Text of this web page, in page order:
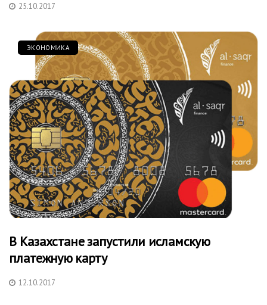
25.10.2017
ЭКОНОМИКА
В Казахстане запустили исламскую
платежную карту
12.10.2017